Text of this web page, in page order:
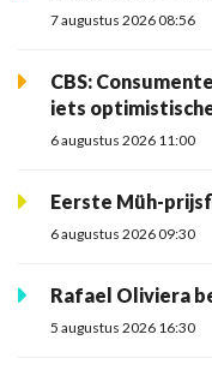
7 augustus 2026 08:56
CBS:
iets
6 augustus 2026 11:00
Eerste Müh-
6 augustus 2026 09:30
Rafael Oliviera
5 augustus 2026 16:30